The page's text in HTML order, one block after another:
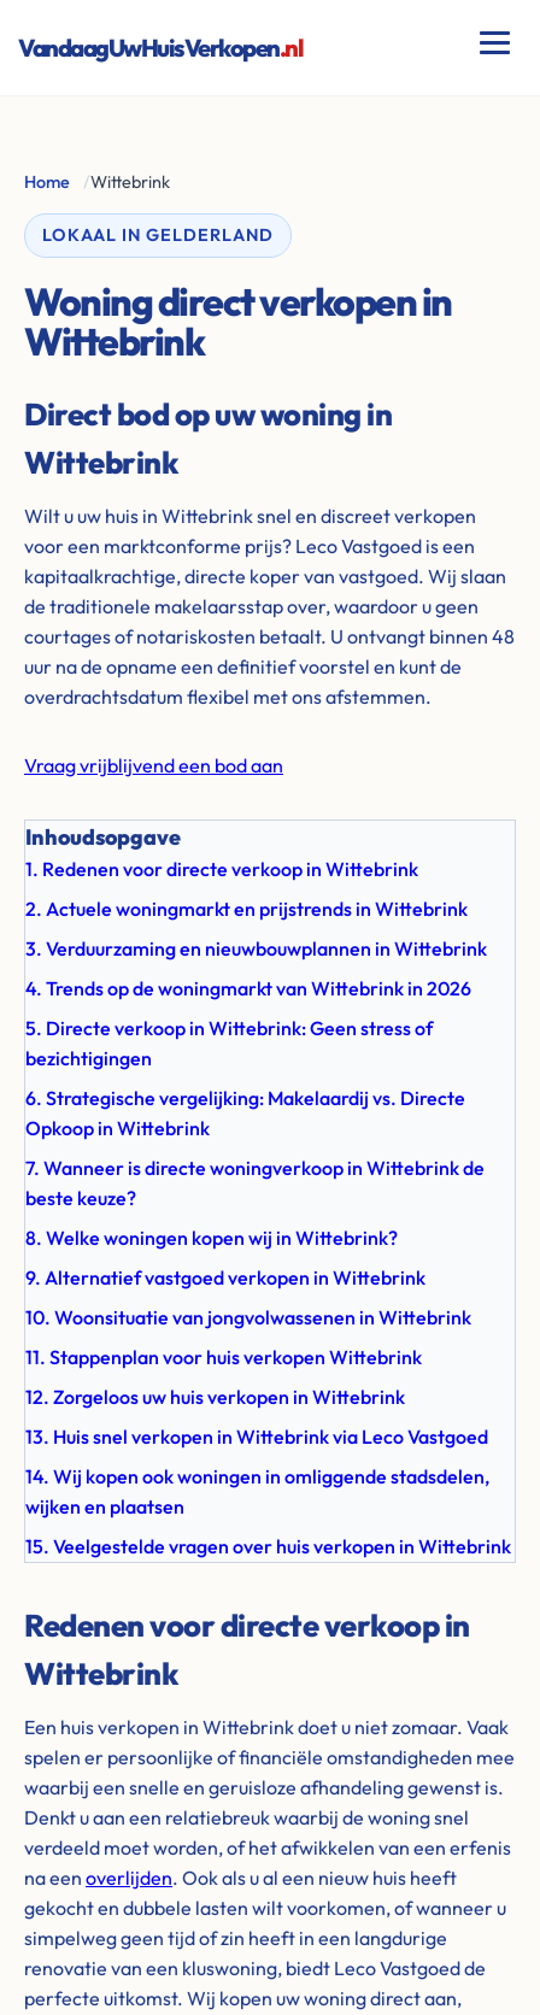
VandaagUwHuisVerkopen.nl
Home /Wittebrink
LOKAAL IN GELDERLAND
Woning direct verkopen in
Wittebrink
Direct bod op uw woning in
Wittebrink
Wilt u uw huis in Wittebrink snel en discreet verkopen
voor een marktconforme prijs? Leco Vastgoed is een
kapitaalkrachtige, directe koper van vastgoed. Wij slaan
de traditionele makelaarsstap over, waardoor u geen
courtages of notariskosten betaalt. U ontvangt binnen 48
uur na de opname een definitief voorstel en kunt de
overdrachtsdatum flexibel met ons afstemmen.
Vraag vrijblijvend een bod aan
Inhoudsopgave
1. Redenen voor directe verkoop in Wittebrink
2. Actuele woningmarkt en prijstrends in Wittebrink
3. Verduurzaming en nieuwbouwplannen in Wittebrink
4. Trends op de woningmarkt van Wittebrink in 2026
5. Directe verkoop in Wittebrink: Geen stress of
bezichtigingen
6. Strategische vergelijking: Makelaardij vs. Directe
Opkoop in Wittebrink
7. Wanneer is directe woningverkoop in Wittebrink de
beste keuze?
8. Welke woningen kopen wij in Wittebrink?
9. Alternatief vastgoed verkopen in Wittebrink
10. Woonsituatie van jongvolwassenen in Wittebrink
11. Stappenplan voor huis verkopen Wittebrink
12. Zorgeloos uw huis verkopen in Wittebrink
13. Huis snel verkopen in Wittebrink via Leco Vastgoed
14. Wij kopen ook woningen in omliggende stadsdelen,
wijken en plaatsen
15. Veelgestelde vragen over huis verkopen in Wittebrink
Redenen voor directe verkoop in
Wittebrink
Een huis verkopen in Wittebrink doet u niet zomaar. Vaak
spelen er persoonlijke of financiële omstandigheden mee
waarbij een snelle en geruisloze afhandeling gewenst is.
Denkt u aan een relatiebreuk waarbij de woning snel
verdeeld moet worden, of het afwikkelen van een erfenis
na een overlijden. Ook als u al een nieuw huis heeft
gekocht en dubbele lasten wilt voorkomen, of wanneer u
simpelweg geen tijd of zin heeft in een langdurige
renovatie van een kluswoning, biedt Leco Vastgoed de
perfecte uitkomst. Wij kopen uw woning direct aan,